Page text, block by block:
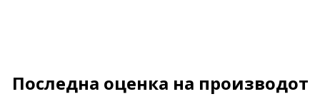
Последна оценка на производот